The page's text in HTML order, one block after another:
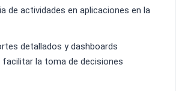
de actividades en aplicaciones en la
detallados y dashboards
la toma de decisiones